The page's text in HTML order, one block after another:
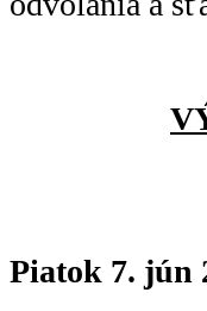
Piatok 7. jún